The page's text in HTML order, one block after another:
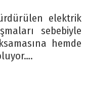
elektrik
sebebiyle
hemde